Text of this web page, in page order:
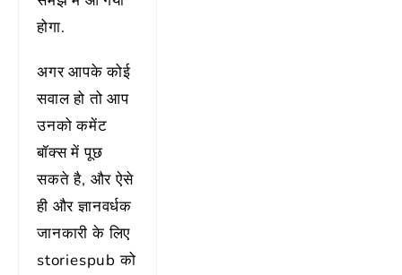
होगा.
अगर आपके कोई
सवाल हो तो आप
उनको कमेंट
बॉक्स में पूछ
सकते है, और ऐसे
ही और ज्ञानवर्धक
जानकारी के लिए
storiespub को